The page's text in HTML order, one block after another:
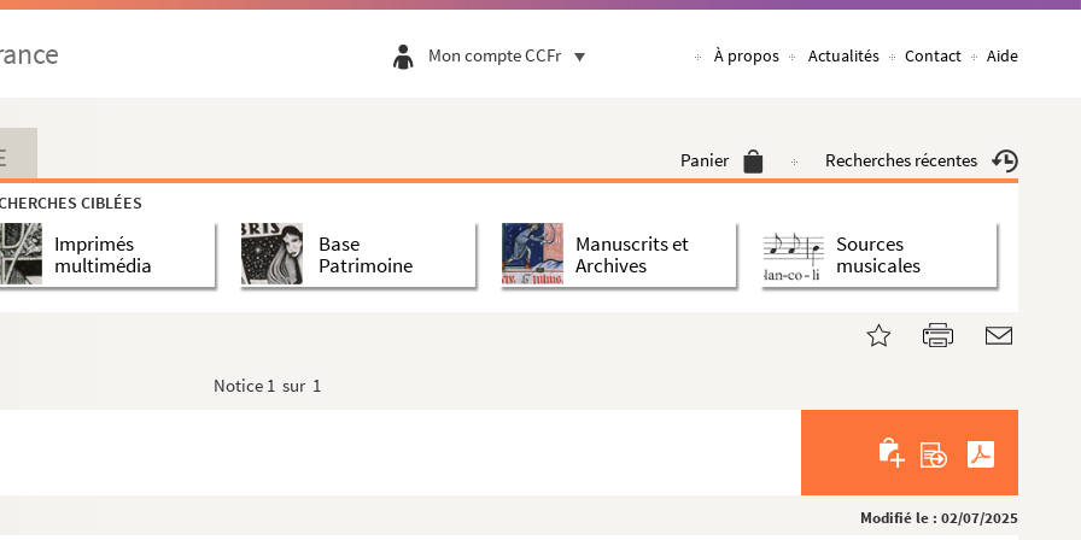
Mon compte CCFr À propos Actualités Contact Aide
Panier Recherches récentes
CIBLÉES
Imprimés
multimédia
Base
Patrimoine
Manuscrits et
Archives
Sources
musicales
Notice 1 sur 1
Modifié le : 02/07/2025